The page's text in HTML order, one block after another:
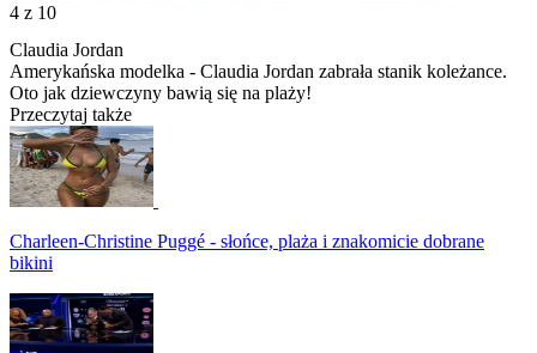
4 z 10
Claudia Jordan
Amerykańska modelka - Claudia Jordan zabrała stanik koleżance.
Oto jak dziewczyny bawią się na plaży!
Przeczytaj także
Charleen-Christine Puggé - słońce, plaża i znakomicie dobrane
bikini